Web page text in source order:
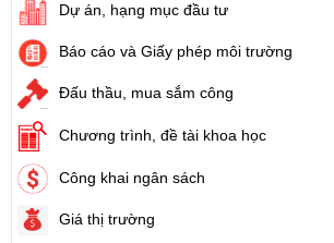
Tên:
(Luật Đất đai)
Ngày ban hành: (21/08/2024)
Số:88/2024/NĐ-CP
Tên:
Nhà nước thu hồi đất)
Ngày ban hành: (21/08/2024)
Dự án, hạng mục đầu tư
Báo cáo và Giấy phép môi trường
Đấu thầu, mua sắm công
Chương trình, đề tài khoa học
Công khai ngân sách
Giá thị trường